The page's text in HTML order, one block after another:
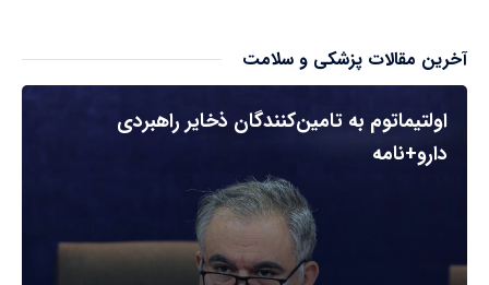
آخرین مقالات پزشکی و سلامت
اولتیماتوم به تامین‌کنندگان ذخایر راهبردی
دارو+نامه